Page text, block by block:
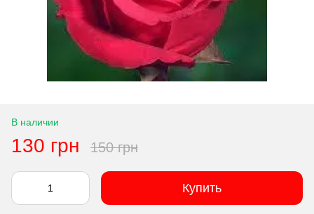
В наличии
130 грн 150 грн
Купить